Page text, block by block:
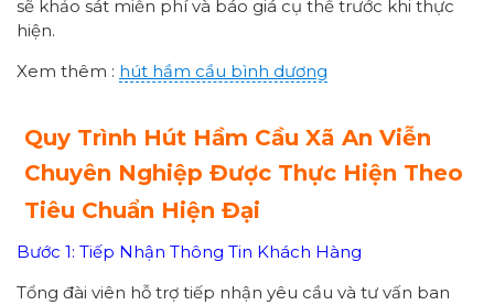
sẽ khảo sát miễn phí và báo giá cụ thể trước khi thực
hiện.
Xem thêm : hút hầm cầu bình dương
Quy Trình Hút Hầm Cầu Xã An Viễn
Chuyên Nghiệp Được Thực Hiện Theo
Tiêu Chuẩn Hiện Đại
Bước 1: Tiếp Nhận Thông Tin Khách Hàng
Tổng đài viên hỗ trợ tiếp nhận yêu cầu và tư vấn ban